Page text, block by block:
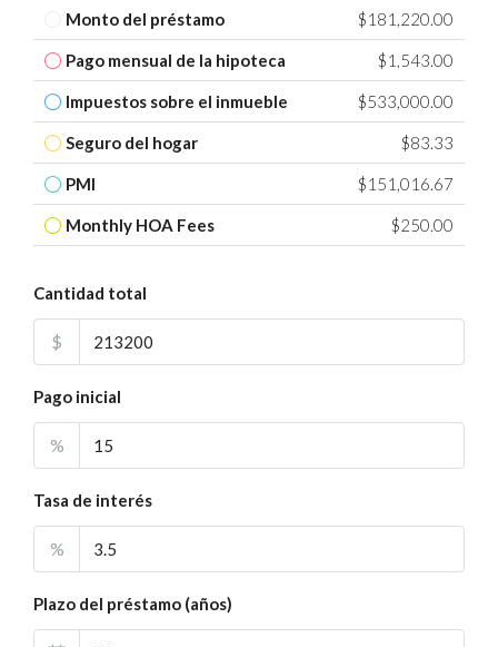
Monto del préstamo $181,220.00
Pago mensual de la hipoteca $1,543.00
Impuestos sobre el inmueble $533,000.00
Seguro del hogar $83.33
PMI $151,016.67
Monthly HOA Fees $250.00
Cantidad total
$
Pago inicial
%
Tasa de interés
%
Plazo del préstamo (años)